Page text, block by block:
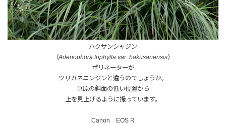
ハクサンシャジン
（Adenophora triphylla var. hakusanensis）
ポリネーターが
ツリガネニンジンと違うのでしょうか。
草原の斜面の低い位置から
上を見上げるように撮っています。
Canon EOS R